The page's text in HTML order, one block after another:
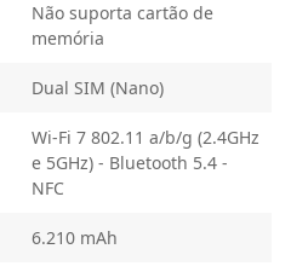
Não suporta cartão de
memória
Dual SIM (Nano)
Wi-Fi 7 802.11 a/b/g (2.4GHz
e 5GHz) - Bluetooth 5.4 -
NFC
6.210 mAh